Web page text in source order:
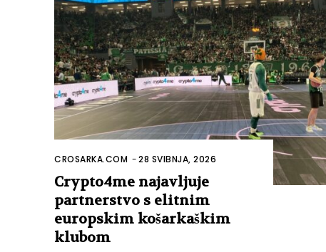
CROSARKA.COM -28 SVIBNJA, 2026
Crypto4me najavljuje
partnerstvo s elitnim
europskim košarkaškim
klubom